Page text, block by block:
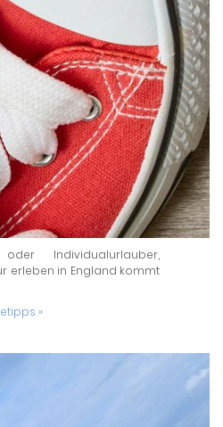
Individualurlauber,
erleben in England kommt
»